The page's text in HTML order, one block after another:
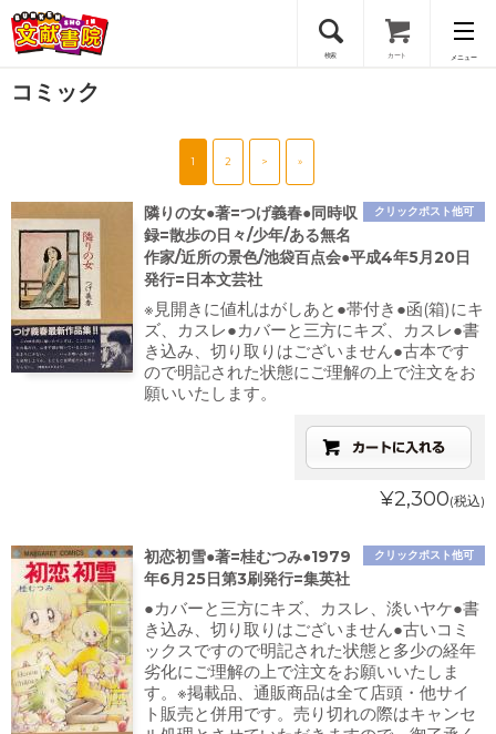
検索 カート メニュー
会員登録
コミック
1 2 > »
クリックポスト他可
隣りの女●著=つげ義春●同時収
録=散歩の日々/少年/ある無名
作家/近所の景色/池袋百点会●平成4年5月20日
発行=日本文芸社
※見開きに値札はがしあと●帯付き●函(箱)にキ
ズ、カスレ●カバーと三方にキズ、カスレ●書
き込み、切り取りはございません●古本です
ので明記された状態にご理解の上で注文をお
願いいたします。
¥2,300(税込)
クリックポスト他可
初恋初雪●著=桂むつみ●1979
年6月25日第3刷発行=集英社
●カバーと三方にキズ、カスレ、淡いヤケ●書
き込み、切り取りはございません●古いコミ
ックスですので明記された状態と多少の経年
劣化にご理解の上で注文をお願いいたしま
す。※掲載品、通販商品は全て店頭・他サイ
ト販売と併用です。売り切れの際はキャンセ